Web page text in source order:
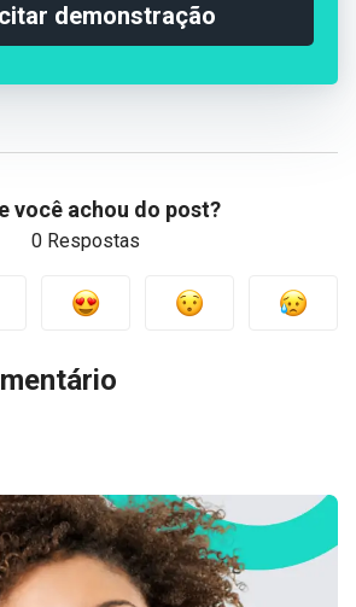
demonstração
você achou do post?
0 Respostas